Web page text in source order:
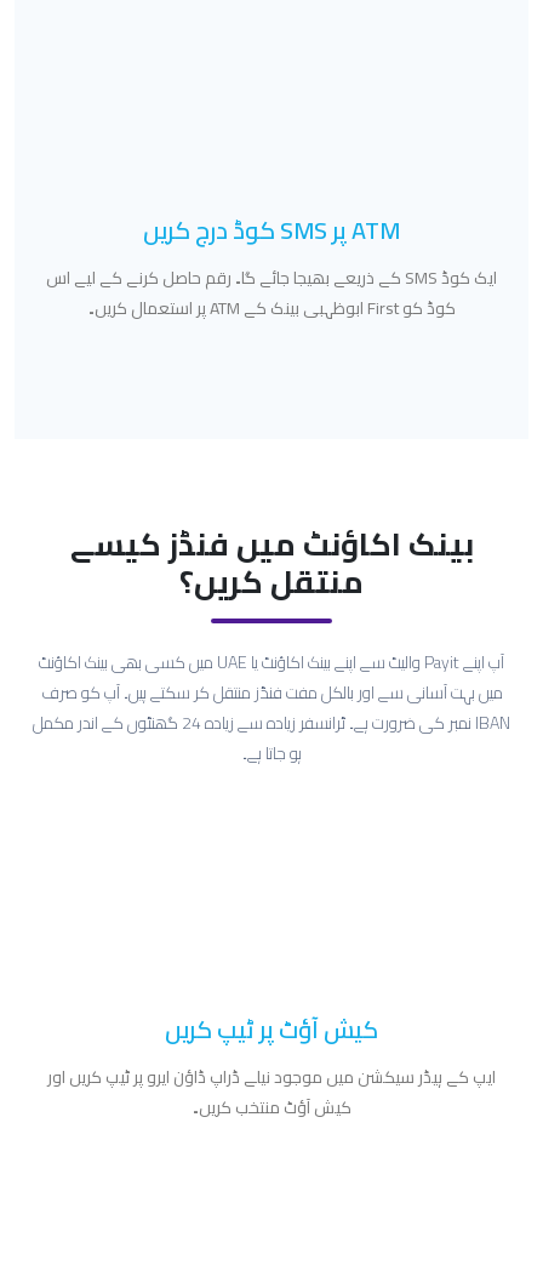
ATM پر SMS کوڈ درج کریں
ایک کوڈ SMS کے ذریعے بھیجا جائے گا۔ رقم حاصل کرنے کے لیے اس
کوڈ کو First ابوظہبی بینک کے ATM پر استعمال کریں۔
بینک اکاؤنٹ میں فنڈز کیسے
منتقل کریں؟
آپ اپنے Payit والیٹ سے اپنے بینک اکاؤنٹ یا UAE میں کسی بھی بینک اکاؤنٹ
میں بہت آسانی سے اور بالکل مفت فنڈز منتقل کر سکتے ہیں۔ آپ کو صرف
IBAN نمبر کی ضرورت ہے۔ ٹرانسفر زیادہ سے زیادہ 24 گھنٹوں کے اندر مکمل
ہو جاتا ہے۔
کیش آؤٹ پر ٹیپ کریں
ایپ کے ہیڈر سیکشن میں موجود نیلے ڈراپ ڈاؤن ایرو پر ٹیپ کریں اور
کیش آؤٹ منتخب کریں۔